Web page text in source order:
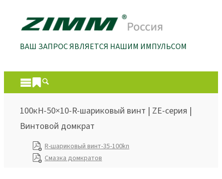
ВАШ ЗАПРОС ЯВЛЯЕТСЯ НАШИМ ИМПУЛЬСОМ
100кН-50×10-R-шариковый винт | ZE-серия |
Винтовой домкрат
R-шариковый винт-35-100kn
Смазка домкратов